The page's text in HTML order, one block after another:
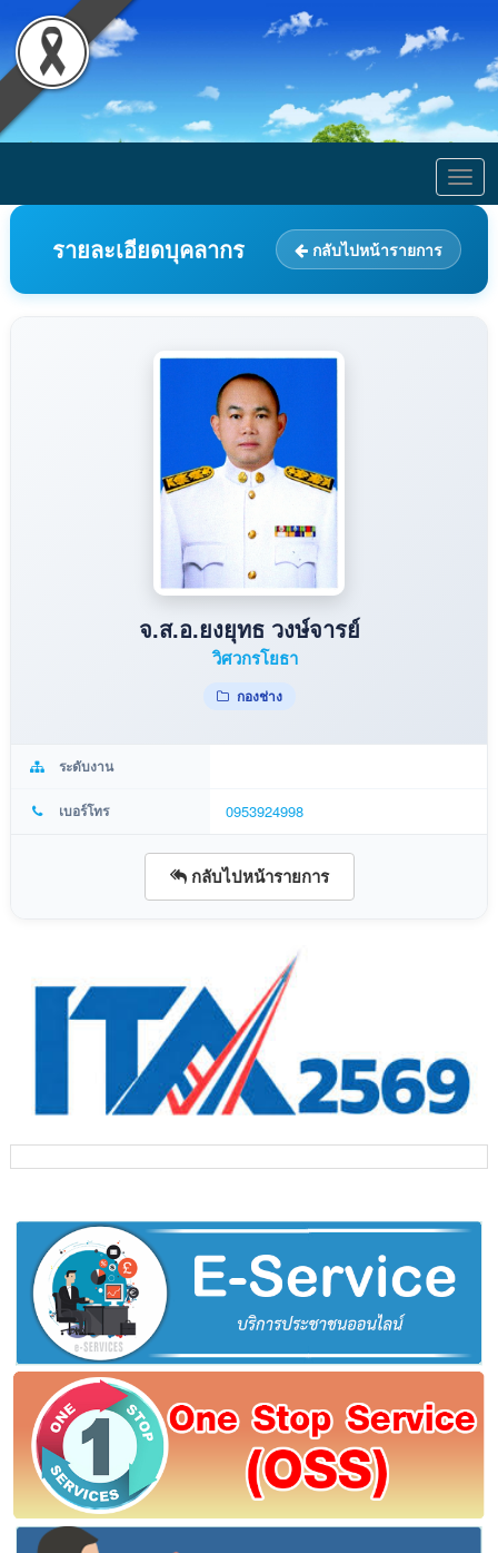
รายละเอียดบุคลากร กลับไปหน้ารายการ
จ.ส.อ.ยงยุทธ วงษ์จารย์
วิศวกรโยธา
กองช่าง
ระดับงาน
เบอร์โทร 0953924998
กลับไปหน้ารายการ